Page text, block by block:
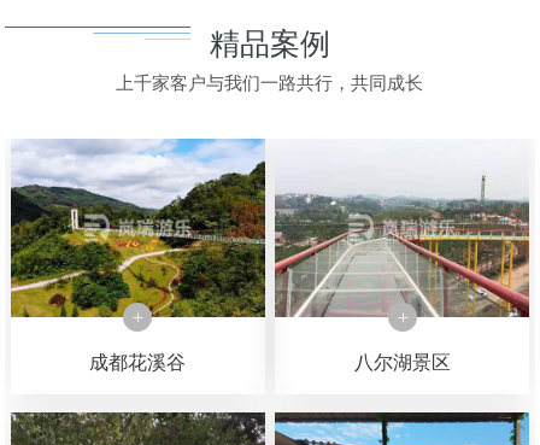
精品案例
上千家客户与我们一路共行，共同成长
成都花溪谷 八尔湖景区